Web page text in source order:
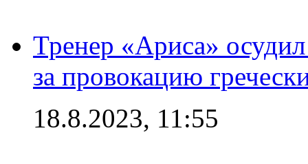
Тренер «Ариса»
за провокацию
18.8.2023, 11:55